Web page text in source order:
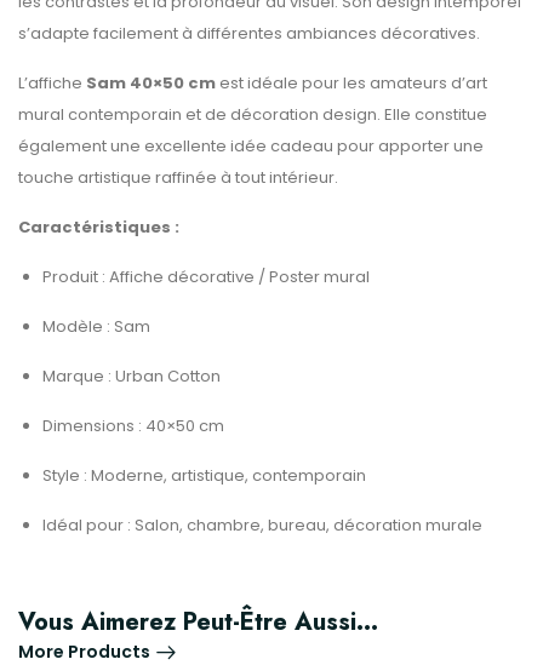
s’adapte facilement à différentes ambiances décoratives.
L’affiche Sam 40×50 cm est idéale pour les amateurs d’art
mural contemporain et de décoration design. Elle constitue
également une excellente idée cadeau pour apporter une
touche artistique raffinée à tout intérieur.
Caractéristiques :
Produit : Affiche décorative / Poster mural
Modèle : Sam
Marque : Urban Cotton
Dimensions : 40×50 cm
Style : Moderne, artistique, contemporain
Idéal pour : Salon, chambre, bureau, décoration murale
Vous Aimerez Peut-Être Aussi…
More Products